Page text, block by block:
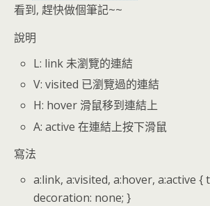
看到, 趕快做個筆記~~
說明
L: link 未瀏覽的連結
V: visited 已瀏覽過的連結
H: hover 滑鼠移到連結上
A: active 在連結上按下滑鼠
寫法
a:link, a:visited, a:hover, a:active {
decoration: none; }